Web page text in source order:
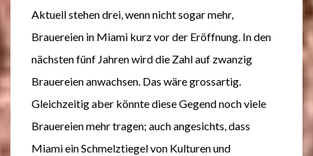
Aktuell stehen drei, wenn nicht sogar mehr,
Brauereien in Miami kurz vor der Eröffnung. In den
nächsten fünf Jahren wird die Zahl auf zwanzig
Brauereien anwachsen. Das wäre grossartig.
Gleichzeitig aber könnte diese Gegend noch viele
Brauereien mehr tragen; auch angesichts, dass
Miami ein Schmelztiegel von Kulturen und